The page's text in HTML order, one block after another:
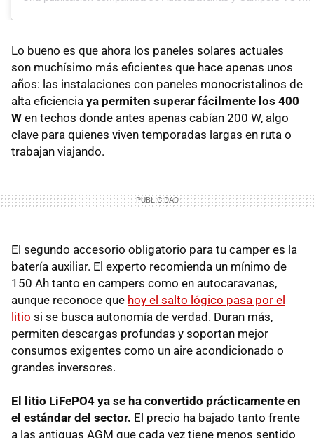
Lo bueno es que ahora los paneles solares actuales
son muchísimo más eficientes que hace apenas unos
años: las instalaciones con paneles monocristalinos de
alta eficiencia ya permiten superar fácilmente los 400
W en techos donde antes apenas cabían 200 W, algo
clave para quienes viven temporadas largas en ruta o
trabajan viajando.
El segundo accesorio obligatorio para tu camper es la
batería auxiliar. El experto recomienda un mínimo de
150 Ah tanto en campers como en autocaravanas,
aunque reconoce que hoy el salto lógico pasa por el
litio si se busca autonomía de verdad. Duran más,
permiten descargas profundas y soportan mejor
consumos exigentes como un aire acondicionado o
grandes inversores.
El litio LiFePO4 ya se ha convertido prácticamente en
el estándar del sector. El precio ha bajado tanto frente
a las antiguas AGM que cada vez tiene menos sentido